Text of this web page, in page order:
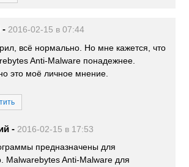
- 2016-02-15 в 07:44
всё нормально. Но мне кажется, что
Anti-Malware понадежнее.
это моё личное мнение.
- 2016-02-15 в 17:53
предназначены для
Malwarebytes Anti-Malware для